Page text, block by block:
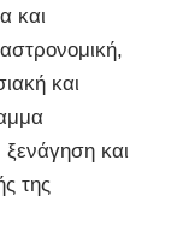
και
και
και
της